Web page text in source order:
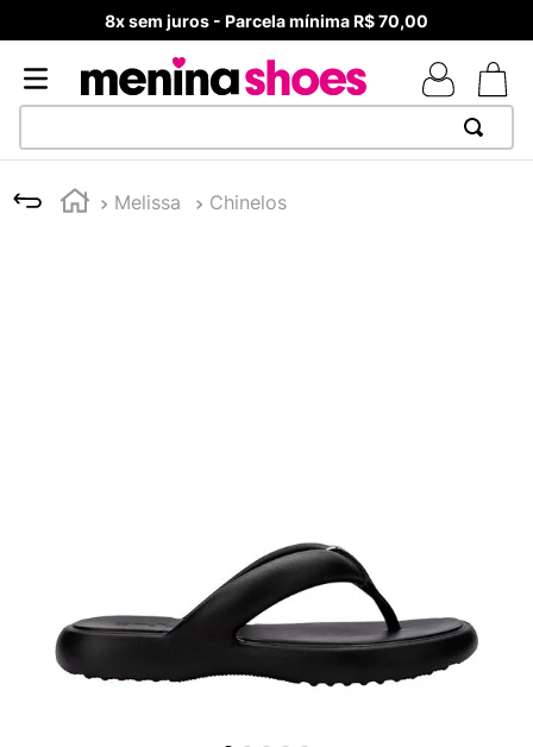
8x sem juros - Parcela mínima R$ 70,00
Melissa Chinelos
1
TÊNIS NEWS BALANCE 530